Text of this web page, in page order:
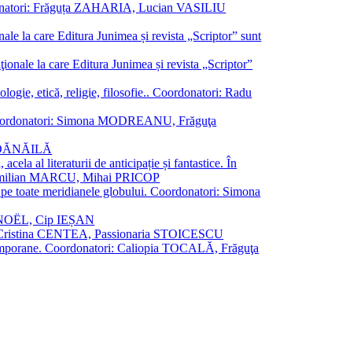
Frăguța ZAHARIA, Lucian VASILIU
la care Editura Junimea și revista „Scriptor” sunt
la care Editura Junimea și revista „Scriptor”
etică, religie, filosofie.. Coordonatori: Radu
Simona MODREANU, Frăguţa
al literaturii de anticipație și fantastice. În
MARCU, Mihai PRICOP
toate meridianele globului. Coordonatori: Simona
Cip IEȘAN
CENTEA, Passionaria STOICESCU
Coordonatori: Caliopia TOCALĂ, Frăguţa